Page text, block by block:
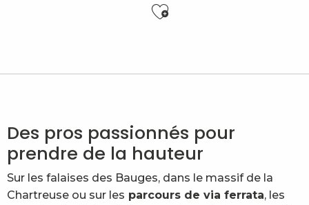
Ajouter aux
Penven Bruno
Terreo Canyoning
Des pros passionnés pour
prendre de la hauteur
Sur les falaises des Bauges, dans le massif de la
Chartreuse ou sur les parcours de via ferrata, les